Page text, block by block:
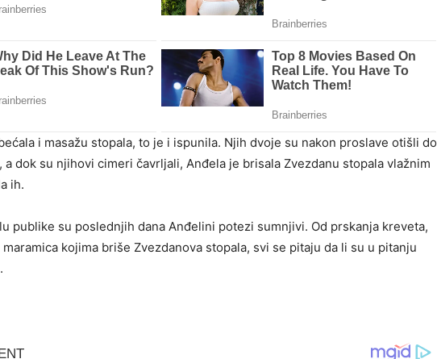
i masažu stopala, to je i ispunila. Njih dvoje su nakon proslave otišli do
dok su njihovi cimeri čavrljali, Anđela je brisala Zvezdanu stopala vlažnim
ih.
publike su poslednjih dana Anđelini potezi sumnjivi. Od prskanja kreveta,
kojima briše Zvezdanova stopala, svi se pitaju da li su u pitanju